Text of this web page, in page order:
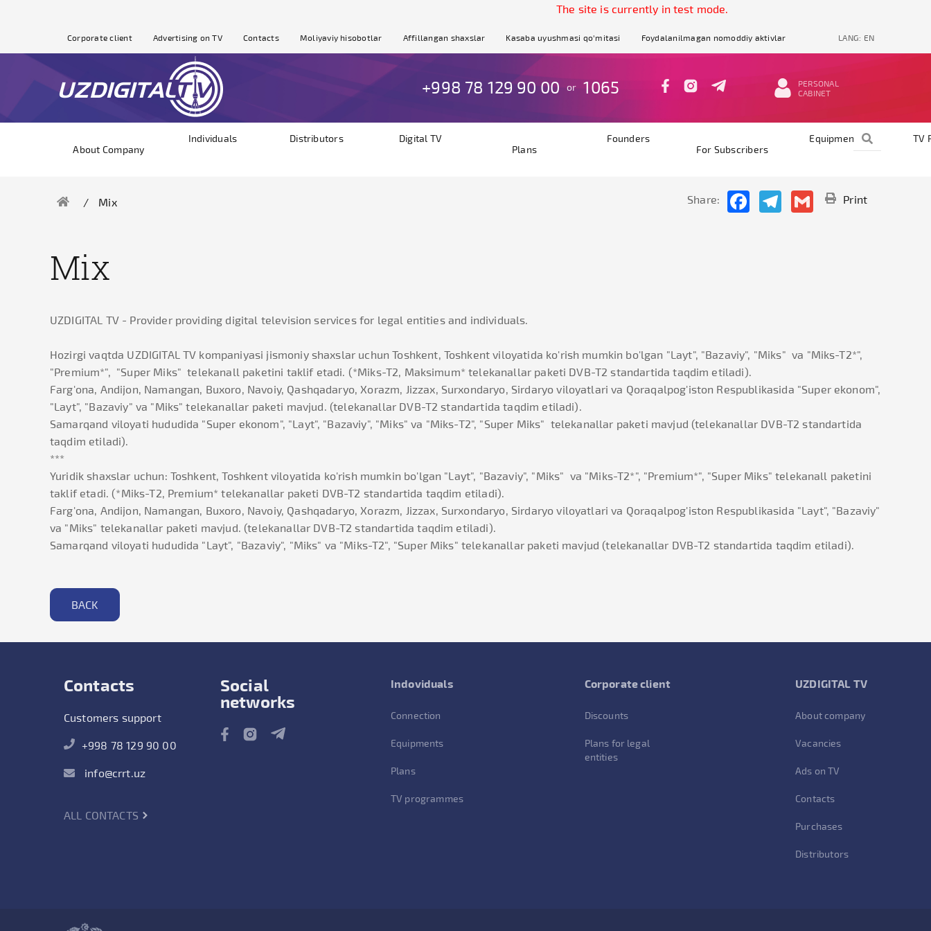
The site is currently in test mode.
Corporate client Advertising on TV Contacts Moliyaviy hisobotlar Affillangan shaxslar Kasaba uyushmasi qo'mitasi Foydalanilmagan nomoddiy aktivlar LANG: EN
+998 78 129 90 00 or 1065
PERSONAL
CABINET
About Company
Individuals Distributors
Digital TV
Plans
Founders
For Subscribers
Equipments TV
Mix Share: FacebookTelegramGmail Print
Mix
UZDIGITAL TV - Provider providing digital television services for legal entities and individuals.
Hozirgi vaqtda UZDIGITAL TV kompaniyasi jismoniy shaxslar uchun Toshkent, Toshkent viloyatida ko'rish mumkin bo'lgan "Layt", "Bazaviy", "Miks" va "Miks-T2*",
"Premium*", "Super Miks" telekanall paketini taklif etadi. (*Miks-T2, Maksimum* telekanallar paketi DVB-T2 standartida taqdim etiladi).
Farg'ona, Andijon, Namangan, Buxoro, Navoiy, Qashqadaryo, Xorazm, Jizzax, Surxondaryo, Sirdaryo viloyatlari va Qoraqalpog'iston Respublikasida "Super ekonom",
"Layt", "Bazaviy" va "Miks" telekanallar paketi mavjud. (telekanallar DVB-T2 standartida taqdim etiladi).
Samarqand viloyati hududida "Super ekonom", "Layt", "Bazaviy", "Miks" va "Miks-T2", "Super Miks" telekanallar paketi mavjud (telekanallar DVB-T2 standartida
taqdim etiladi).
***
Yuridik shaxslar uchun: Toshkent, Toshkent viloyatida ko'rish mumkin bo'lgan "Layt", "Bazaviy", "Miks" va "Miks-T2*", "Premium*", "Super Miks" telekanall paketini
taklif etadi. (*Miks-T2, Premium* telekanallar paketi DVB-T2 standartida taqdim etiladi).
Farg'ona, Andijon, Namangan, Buxoro, Navoiy, Qashqadaryo, Xorazm, Jizzax, Surxondaryo, Sirdaryo viloyatlari va Qoraqalpog'iston Respublikasida "Layt", "Bazaviy"
va "Miks" telekanallar paketi mavjud. (telekanallar DVB-T2 standartida taqdim etiladi).
Samarqand viloyati hududida "Layt", "Bazaviy", "Miks" va "Miks-T2", "Super Miks" telekanallar paketi mavjud (telekanallar DVB-T2 standartida taqdim etiladi).
BACK
Contacts
Customers support
+998 78 129 90 00
info@crrt.uz
ALL CONTACTS
Social
networks
Indoviduals
Connection
Equipments
Plans
TV programmes
Corporate client
Discounts
Plans for legal
entities
UZDIGITAL TV
About company
Vacancies
Ads on TV
Contacts
Purchases
Distributors